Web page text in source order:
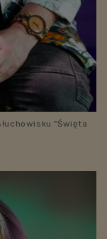
"Święta